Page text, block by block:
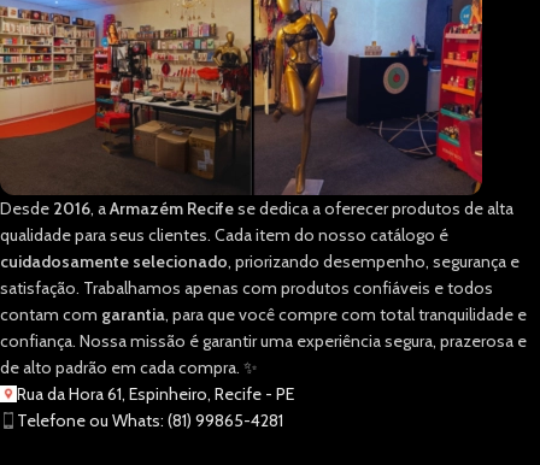
Desde 2016, aArmazém Recifese dedica a oferecer produtos de alta
qualidade para seus clientes. Cada item do nosso catálogo é
cuidadosamente selecionado, priorizando desempenho, segurança e
satisfação. Trabalhamos apenas com produtos confiáveis e todos
contam com garantia, para que você compre com total tranquilidade e
confiança. Nossa missão é garantir uma experiência segura, prazerosa e
de alto padrão em cada compra. ✨
Rua da Hora 61, Espinheiro, Recife - PE
Telefone ou Whats: (81) 99865-4281